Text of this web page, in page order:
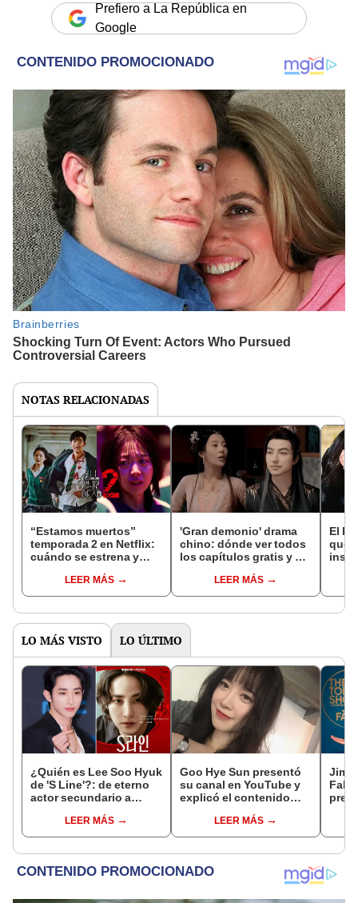
Prefiero a La República en
Google
NOTAS RELACIONADAS
“Estamos muertos”
temporada 2 en Netflix:
cuándo se estrena y
temporadaLEER MÁS
'Gran demonio' drama
chino: dónde ver todos
los capítulos gratis y en
LEER MÁS
El k-
que
LO MÁS VISTO LO ÚLTIMO
¿Quién es Lee Soo Hyuk
de 'S Line'?: de eterno
actor secundario a
fenómeno de los k-
dramas
LEER MÁS
Goo Hye Sun presentó
su canal en YouTube y
explicó el contenido
LEER MÁS